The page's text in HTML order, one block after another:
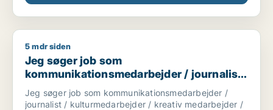
Jeg søger job som kommunikationsmedarbejder /
5 mdr siden
Jeg søger job som
kommunikationsmedarbejder / journalist
/ kulturmedarbejder / kreativ medarbejder
/ voksenunderviser
Jeg søger job som kommunikationsmedarbejder /
journalist / kulturmedarbejder / kreativ medarbejder /